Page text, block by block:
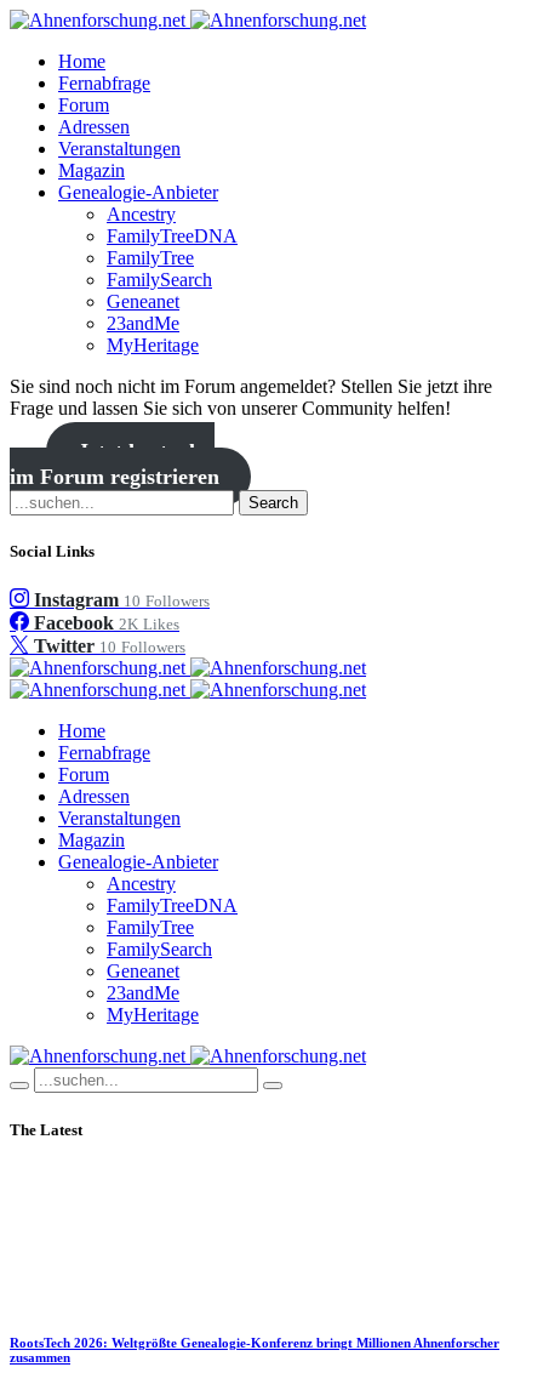
Home
Fernabfrage
Forum
Adressen
Veranstaltungen
Magazin
Genealogie-Anbieter
Ancestry
FamilyTreeDNA
FamilyTree
FamilySearch
Geneanet
23andMe
MyHeritage
Sie sind noch nicht im Forum angemeldet? Stellen Sie jetzt ihre
Frage und lassen Sie sich von unserer Community helfen!
Jetzt kostenlos
im Forum registrieren
Search
Social Links
Instagram 10 Followers
Facebook 2K Likes
Twitter 10 Followers
Home
Fernabfrage
Forum
Adressen
Veranstaltungen
Magazin
Genealogie-Anbieter
Ancestry
FamilyTreeDNA
FamilyTree
FamilySearch
Geneanet
23andMe
MyHeritage
The Latest
RootsTech 2026: Weltgrößte Genealogie-Konferenz bringt Millionen Ahnenforscher
zusammen